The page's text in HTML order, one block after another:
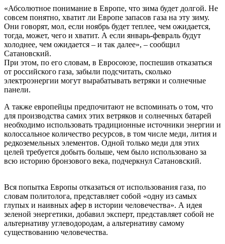
«Абсолютное понимание в Европе, что зима будет долгой. Не
совсем понятно, хватит ли Европе запасов газа на эту зиму.
Они говорят, мол, если ноябрь будет теплее, чем ожидается,
тогда, может, чего и хватит. А если январь-февраль будут
холоднее, чем ожидается – и так далее», – сообщил
Сатановский.
При этом, по его словам, в Евросоюзе, поспешив отказаться
от российского газа, забыли подсчитать, сколько
электроэнергии могут вырабатывать ветряки и солнечные
панели.
А также европейцы предпочитают не вспоминать о том, что
для производства самих этих ветряков и солнечных батарей
необходимо использовать традиционные источники энергии и
колоссальное количество ресурсов, в том числе меди, лития и
редкоземельных элементов. Одной только меди для этих
целей требуется добыть больше, чем было использовано за
всю историю бронзового века, подчеркнул Сатановский.
Вся попытка Европы отказаться от использования газа, по
словам политолога, представляет собой «одну из самых
глупых и наивных афер в истории человечества». А идея
зеленой энергетики, добавил эксперт, представляет собой не
альтернативу углеводородам, а альтернативу самому
существованию человечества.